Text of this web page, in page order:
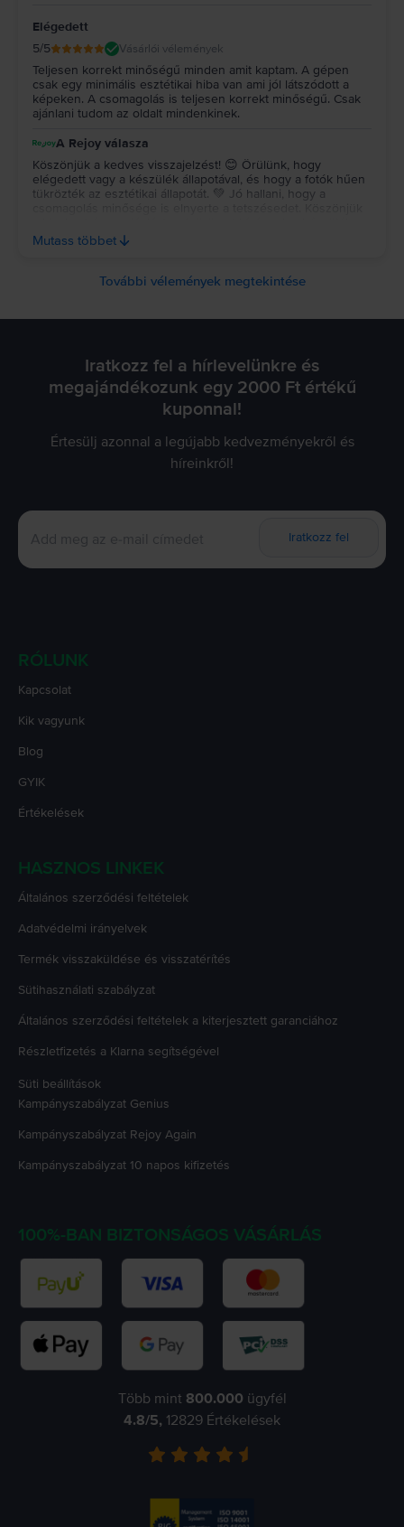
Elégedett
5/5 Vásárlói vélemények
Teljesen korrekt minőségű minden amit kaptam. A gépen
csak egy minimális esztétikai hiba van ami jól látszódott a
képeken. A csomagolás is teljesen korrekt minőségű. Csak
ajánlani tudom az oldalt mindenkinek.
A Rejoy válasza
Köszönjük a kedves visszajelzést! 😊 Örülünk, hogy
elégedett vagy a készülék állapotával, és hogy a fotók hűen
tükrözték az esztétikai állapotát. 💚 Jó hallani, hogy a
használatához! ✨ Köszönjük a kedves visszajelzést! 😊
hallani, hogy a csomagolás minősége is elnyerte a
Mutass többet
További vélemények megtekintése
Iratkozz fel a hírlevelünkre és
megajándékozunk egy 2000 Ft értékű
kuponnal!
Értesülj azonnal a legújabb kedvezményekről és
híreinkről!
Iratkozz fel
RÓLUNK
Kapcsolat
Kik vagyunk
Blog
GYIK
Értékelések
HASZNOS LINKEK
Általános szerződési feltételek
Adatvédelmi irányelvek
Termék visszaküldése és visszatérítés
Sütihasználati szabályzat
Általános szerződési feltételek a kiterjesztett garanciához
Részletfizetés a Klarna segítségével
Süti beállítások
Kampányszabályzat Genius
Kampányszabályzat Rejoy Again
Kampányszabályzat 10 napos kifizetés
100%-BAN BIZTONSÁGOS VÁSÁRLÁS
Több mint 800.000 ügyfél
4.8/5, 12829 Értékelések